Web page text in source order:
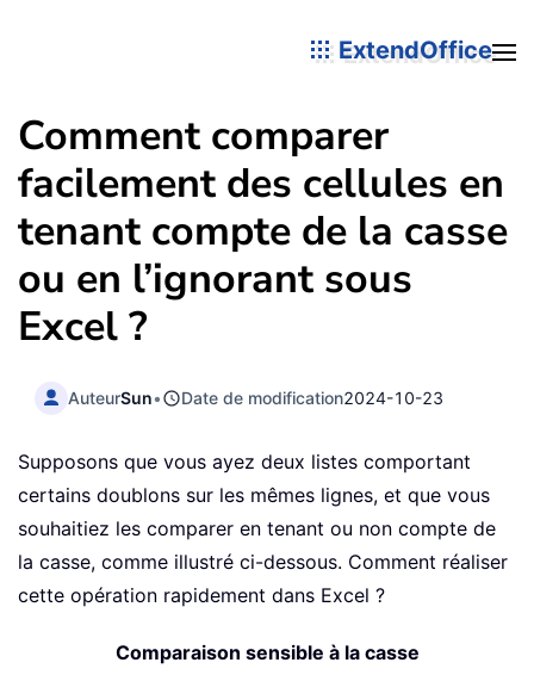
ExtendOffice
Comment comparer
facilement des cellules en
tenant compte de la casse
ou en l’ignorant sous
Excel ?
AuteurSun• Date de modification2024-10-23
Supposons que vous ayez deux listes comportant
certains doublons sur les mêmes lignes, et que vous
souhaitiez les comparer en tenant ou non compte de
la casse, comme illustré ci-dessous. Comment réaliser
cette opération rapidement dans Excel ?
Comparaison sensible à la casse